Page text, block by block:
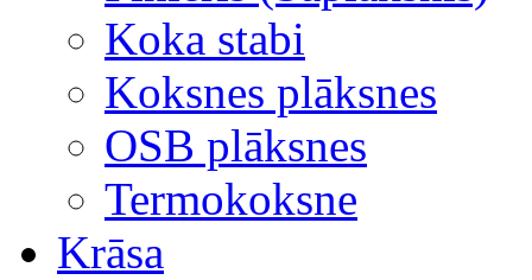
Koka stabi
Koksnes plāksnes
OSB plāksnes
Termokoksne
Krāsa